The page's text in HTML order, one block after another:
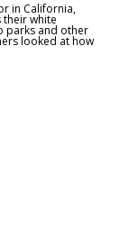
in California,
their white
parks and other
looked at how